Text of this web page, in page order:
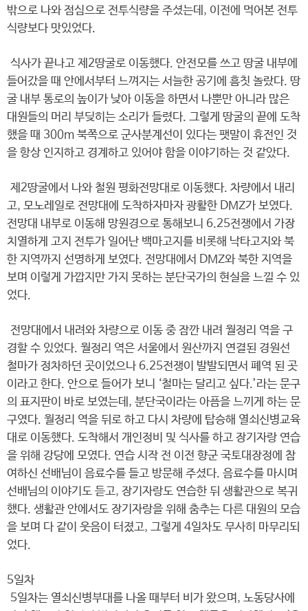
밖으로 나와 점심으로 전투식량을 주셨는데, 이전에 먹어본 전투
식량보다 맛있었다.
식사가 끝나고 제2땅굴로 이동했다. 안전모를 쓰고 땅굴 내부에
들어갔을 때 안에서부터 느껴지는 서늘한 공기에 흠칫 놀랐다. 땅
굴 내부 통로의 높이가 낮아 이동을 하면서 나뿐만 아니라 많은
대원들의 머리 부딪히는 소리가 들렸다. 그렇게 땅굴의 끝에 도착
했을 때 300m 북쪽으로 군사분계선이 있다는 팻말이 휴전인 것
을 항상 인지하고 경계하고 있어야 함을 이야기하는 것 같았다.
제2땅굴에서 나와 철원 평화전망대로 이동했다. 차량에서 내리
고, 모노레일로 전망대에 도착하자마자 광활한 DMZ가 보였다.
전망대 내부로 이동해 망원경으로 통해보니 6.25전쟁에서 가장
치열하게 고지 전투가 일어난 백마고지를 비롯해 낙타고지와 북
한 지역까지 선명하게 보였다. 전망대에서 DMZ와 북한 지역을
보며 이렇게 가깝지만 가지 못하는 분단국가의 현실을 느낄 수 있
었다.
전망대에서 내려와 차량으로 이동 중 잠깐 내려 월정리 역을 구
경할 수 있었다. 월정리 역은 서울에서 원산까지 연결된 경원선
철마가 정차하던 곳이었으나 6.25전쟁이 발발되면서 폐역 된 곳
이라고 한다. 안으로 들어가 보니 ‘철마는 달리고 싶다.’라는 문구
의 표지판이 바로 보였는데, 분단국이라는 아픔을 느끼게 하는 문
구였다. 월정리 역을 뒤로 하고 다시 차량에 탑승해 열쇠신병교육
대로 이동했다. 도착해서 개인정비 및 식사를 하고 장기자랑 연습
을 위해 강당에 모였다. 연습 시작 전 이전 향군 국토대장정에 참
여하신 선배님이 음료수를 들고 방문해 주셨다. 음료수를 마시며
선배님의 이야기도 듣고, 장기자랑도 연습한 뒤 생활관으로 복귀
했다. 생활관 안에서도 장기자랑을 위해 춤추는 다른 대원의 모습
을 보며 다 같이 웃음이 터졌고, 그렇게 4일차도 무사히 마무리되
었다.
5일차
5일차는 열쇠신병부대를 나올 때부터 비가 왔으며, 노동당사에